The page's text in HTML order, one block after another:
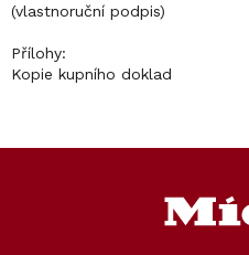
(vlastnoruční podpis)
Přílohy:
Kopie kupního doklad